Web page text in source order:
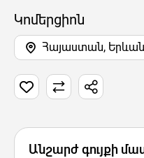
Կոմերցիոն
Հայաստան,
5 Նկար
Անշարժ գույքի